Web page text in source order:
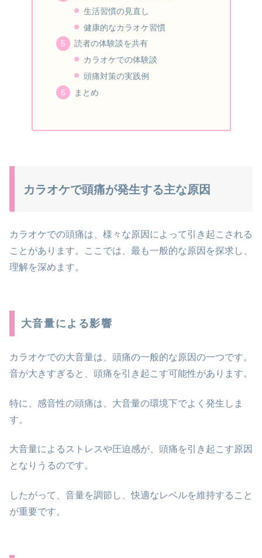
生活習慣の見直し
健康的なカラオケ習慣
読者の体験談を共有
カラオケでの体験談
頭痛対策の実践例
まとめ
カラオケで頭痛が発生する主な原因
カラオケでの頭痛は、様々な原因によって引き起こされる
ことがあります。ここでは、最も一般的な原因を探求し、
理解を深めます。
大音量による影響
カラオケでの大音量は、頭痛の一般的な原因の一つです。
音が大きすぎると、頭痛を引き起こす可能性があります。
特に、感音性の頭痛は、大音量の環境下でよく発生しま
す。
大音量によるストレスや圧迫感が、頭痛を引き起こす原因
となりうるのです。
したがって、音量を調節し、快適なレベルを維持すること
が重要です。